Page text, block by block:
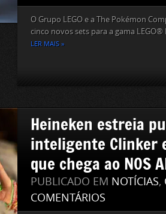
O Grupo LEGO e a The Pokémon
cinco novos sets para a gama
LER MAIS »
Heineken estreia
inteligente Clinker
que chega ao NOS
PUBLICADO EM NOTÍCIAS,
COMENTÁRIOS